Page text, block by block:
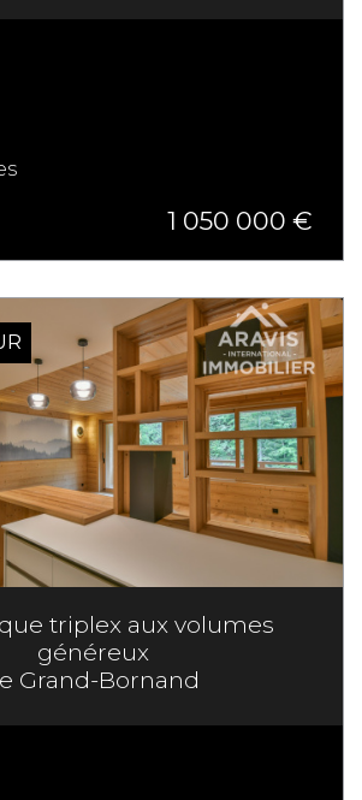
1 050 000 €
triplex aux volumes
généreux
Grand-Bornand